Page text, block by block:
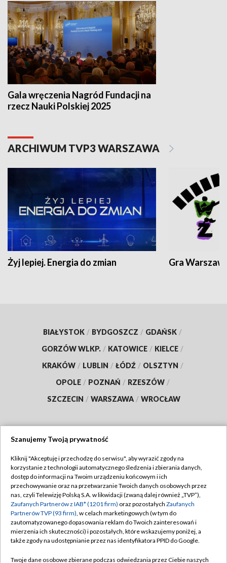
Gala wręczenia Nagród Fundacji na
rzecz Nauki Polskiej 2025
ARCHIWUM TVP3 WARSZAWA
Żyj lepiej. Energia do zmian Gra
BIAŁYSTOK / BYDGOSZCZ / GDAŃSK /
GORZÓW WLKP. / KATOWICE / KIELCE /
KRAKÓW / LUBLIN / ŁÓDŹ / OLSZTYN /
OPOLE / POZNAŃ / RZESZÓW /
SZCZECIN / WARSZAWA / WROCŁAW
TVP
Abonament TVP
Emisja w TVP
Centrum informacji TVP
Naziemna Telewizja Cyfrowa
Regulamin TVP
Polityka prywatności
Moje zgody
Pomoc
Szanujemy Twoją prywatność
Kliknij "Akceptuję i przechodzę do serwisu", aby wyrazić zgody na
korzystanie z technologii automatycznego śledzenia i zbierania danych,
dostęp do informacji na Twoim urządzeniu końcowym i ich
przechowywanie oraz na przetwarzanie Twoich danych osobowych przez
nas, czyli Telewizję Polską S.A. w likwidacji (zwaną dalej również „TVP”),
Zaufanych Partnerów z IAB* (1201 firm) oraz pozostałych Zaufanych
Partnerów TVP (93 firm), w celach marketingowych (w tym do
zautomatyzowanego dopasowania reklam do Twoich zainteresowań i
mierzenia ich skuteczności) i pozostałych, które wskazujemy poniżej, a
także zgody na udostępnianie przez nas identyfikatora PPID do Google.
Twoje dane osobowe zbierane podczas odwiedzania przez Ciebie naszych